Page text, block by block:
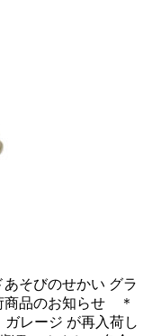
そびのせかい グラ
商品のお知らせ ＊
レージ が再入荷し